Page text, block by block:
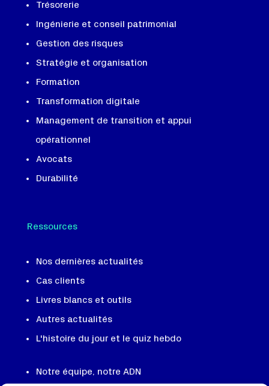
Trésorerie
Ingénierie et conseil patrimonial
Gestion des risques
Stratégie et organisation
Formation
Transformation digitale
Management de transition et appui
opérationnel
Avocats
Durabilité
Ressources
Nos dernières actualités
Cas clients
Livres blancs et outils
Autres actualités
L'histoire du jour et le quiz hebdo
Notre équipe, notre ADN